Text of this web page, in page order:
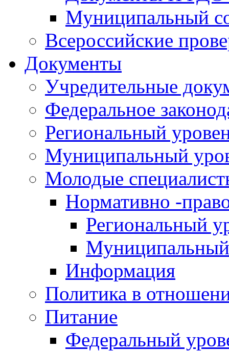
Муниципальный
Всероссийские
Документы
Учредительные
Федеральное
Региональный
Муниципальный
Молодые
Нормативно -
Региональный
Информация
Политика в
Питание
Федеральный